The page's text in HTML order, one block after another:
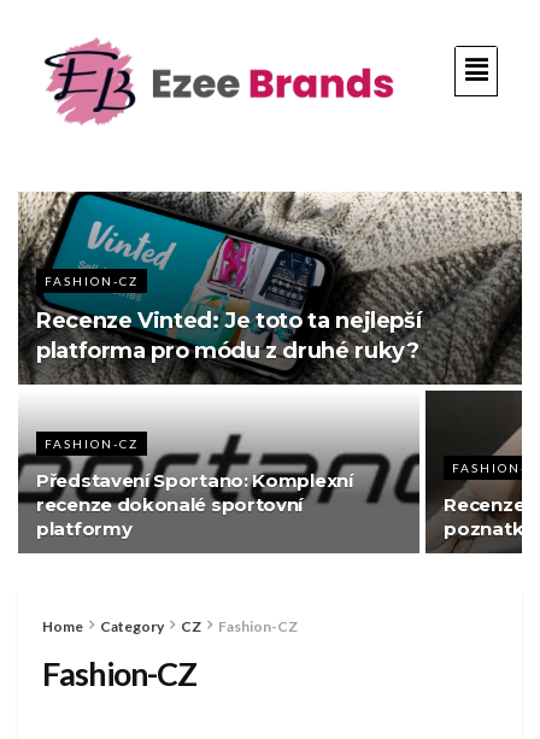
FASHION-CZ
Recenze Vinted: Je toto ta nejlepší
platforma pro módu z druhé ruky?
FASHION-CZ
Představení Sportano: Komplexní
recenze dokonalé sportovní
platformy
FASHION-
Recenze
poznatků
Home Category CZ Fashion-CZ
Fashion-CZ